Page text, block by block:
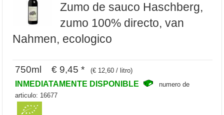
Zumo de sauco Haschberg,
zumo 100% directo, van
Nahmen, ecologico
750ml € 9,45 * (€ 12,60 / litro)
INMEDIATAMENTE DISPONIBLE
numero de
articulo: 16677